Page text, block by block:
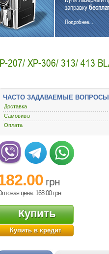
заправку
Подробнее...
207/ XP-306/ 313/ 413
ЧАСТО ЗАДАВАЕМЫЕ ВОПРОСЫ
Доставка
Самовивіз
Оплата
грн
цена: 168.00 грн
Купить
Купить в кредит